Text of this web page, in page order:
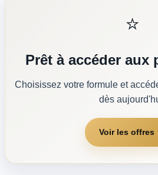
⭐
Prêt à accéder aux
Choisissez votre formule et
dès
Voir les offres